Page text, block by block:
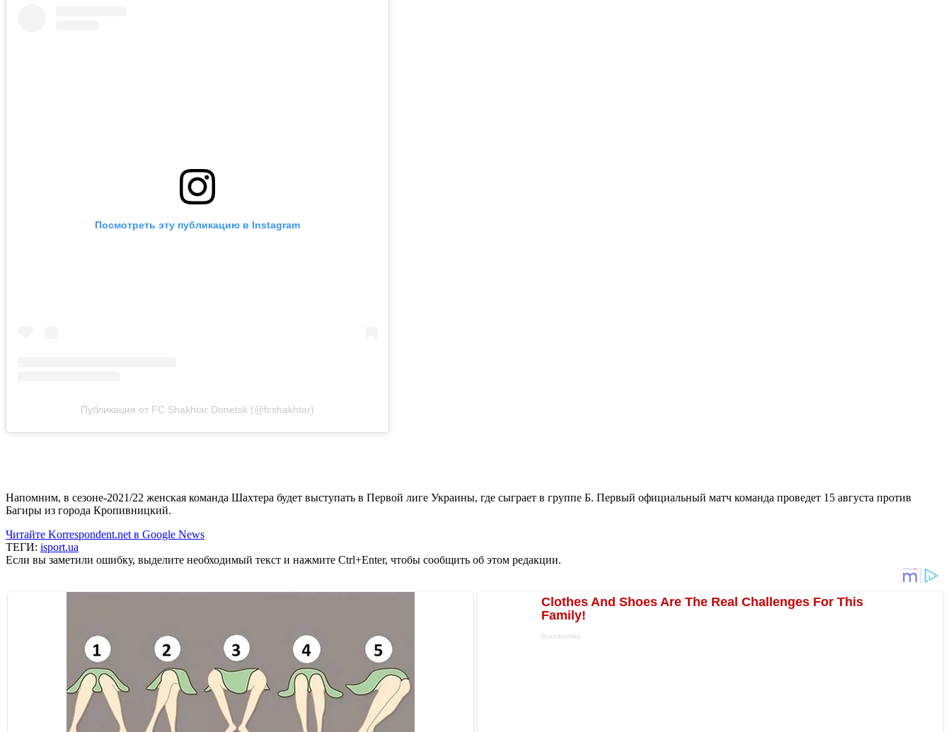
Посмотреть эту публикацию в Instagram
Публикация от FC Shakhtar Donetsk (@fcshakhtar)
Напомним, в сезоне-2021/22 женская команда Шахтера будет выступать в Первой лиге Украины, где сыграет в группе Б. Первый официальный матч команда проведет 15 августа против
Багиры из города Кропивницкий.
Читайте Korrespondent.net в Google News
ТЕГИ: isport.ua
Если вы заметили ошибку, выделите необходимый текст и нажмите Ctrl+Enter, чтобы сообщить об этом редакции.